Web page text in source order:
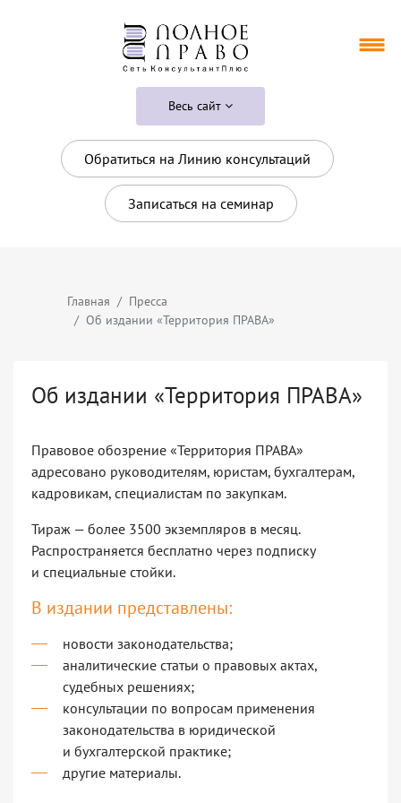
Весь сайт
Обратиться на Линию консультаций
Записаться на семинар
Главная
Пресса
Об издании «Территория ПРАВА»
Об издании «Территория ПРАВА»
Правовое обозрение «Территория ПРАВА»
адресовано руководителям, юристам, бухгалтерам,
кадровикам, специалистам по закупкам.
Тираж — более 3500 экземпляров в месяц.
Распространяется бесплатно через подписку
и специальные стойки.
В издании представлены:
новости законодательства;
аналитические статьи о правовых актах,
судебных решениях;
консультации по вопросам применения
законодательства в юридической
и бухгалтерской практике;
другие материалы.